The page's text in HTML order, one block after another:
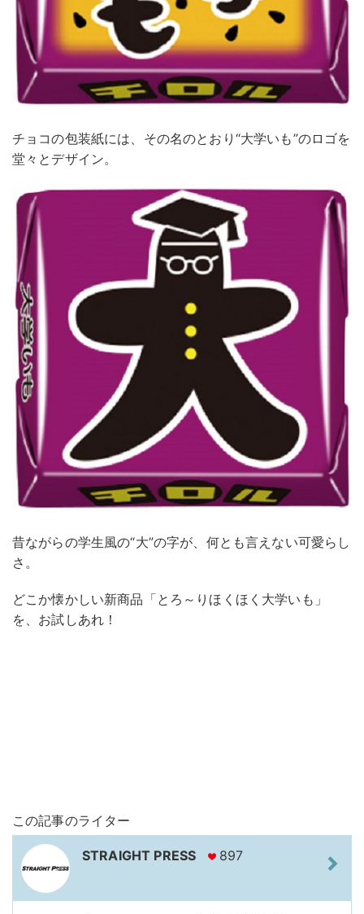
チョコの包装紙には、その名のとおり“大学いも”のロゴを
堂々とデザイン。
昔ながらの学生風の“大”の字が、何とも言えない可愛らし
さ。
どこか懐かしい新商品「とろ～りほくほく大学いも」
を、お試しあれ！
この記事のライター
STRAIGHT PRESS 897